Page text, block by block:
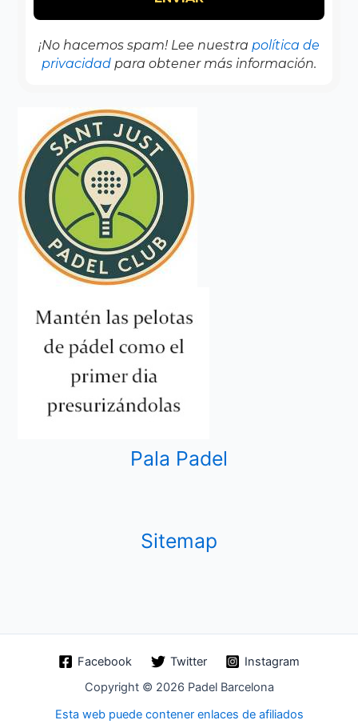
¡No hacemos spam! Lee nuestra política de
privacidad para obtener más información.
Pala Padel
Sitemap
Facebook Twitter
Instagram
Copyright © 2026 Padel Barcelona
Esta web puede contener enlaces de afiliados